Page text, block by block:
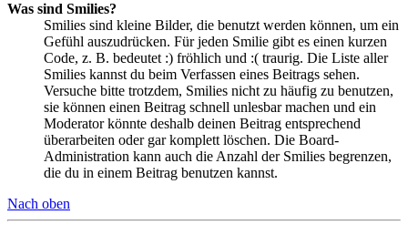
Was sind Smilies?
Smilies sind kleine Bilder, die benutzt werden können, um ein
Gefühl auszudrücken. Für jeden Smilie gibt es einen kurzen
Code, z. B. bedeutet :) fröhlich und :( traurig. Die Liste aller
Smilies kannst du beim Verfassen eines Beitrags sehen.
Versuche bitte trotzdem, Smilies nicht zu häufig zu benutzen,
sie können einen Beitrag schnell unlesbar machen und ein
Moderator könnte deshalb deinen Beitrag entsprechend
überarbeiten oder gar komplett löschen. Die Board-
Administration kann auch die Anzahl der Smilies begrenzen,
die du in einem Beitrag benutzen kannst.
Nach oben